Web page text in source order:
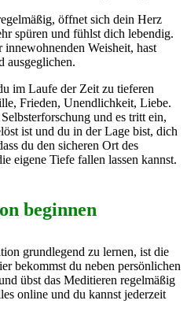
öffnet sich dein Herz
spüren und fühlst dich lebendig.
Weisheit, hast
ausgeglichen.
im Laufe der Zeit zu tieferen
Frieden, Unendlichkeit, Liebe.
und es tritt ein,
ist und du in der Lage bist, dich
du den sicheren Ort des
eigene Tiefe fallen lassen kannst.
beginnen
grundlegend zu lernen, ist die
bekommst du neben persönlichen
übst das Meditieren regelmäßig
online und du kannst jederzeit